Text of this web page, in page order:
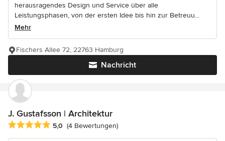
herausragendes Design und Service über alle
Leistungsphasen, von der ersten Idee bis hin zur Betreuu...
Mehr
Nachricht
Fischers Allee 72, 22763 Hamburg
J. Gustafsson | Architektur
Durchschnittliche Bewertung: 5 von 5 Sternen
5,0 (4 Bewertungen)